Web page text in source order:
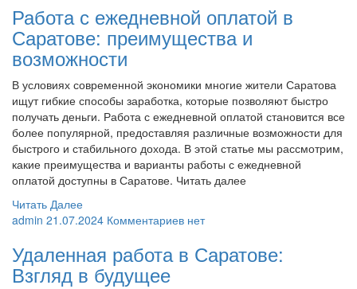
Работа с ежедневной оплатой в
Саратове: преимущества и
возможности
В условиях современной экономики многие жители Саратова
ищут гибкие способы заработка, которые позволяют быстро
получать деньги. Работа с ежедневной оплатой становится все
более популярной, предоставляя различные возможности для
быстрого и стабильного дохода. В этой статье мы рассмотрим,
какие преимущества и варианты работы с ежедневной
оплатой доступны в Саратове. Читать далее
Читать Далее
admin 21.07.2024 Комментариев нет
Удаленная работа в Саратове:
Взгляд в будущее